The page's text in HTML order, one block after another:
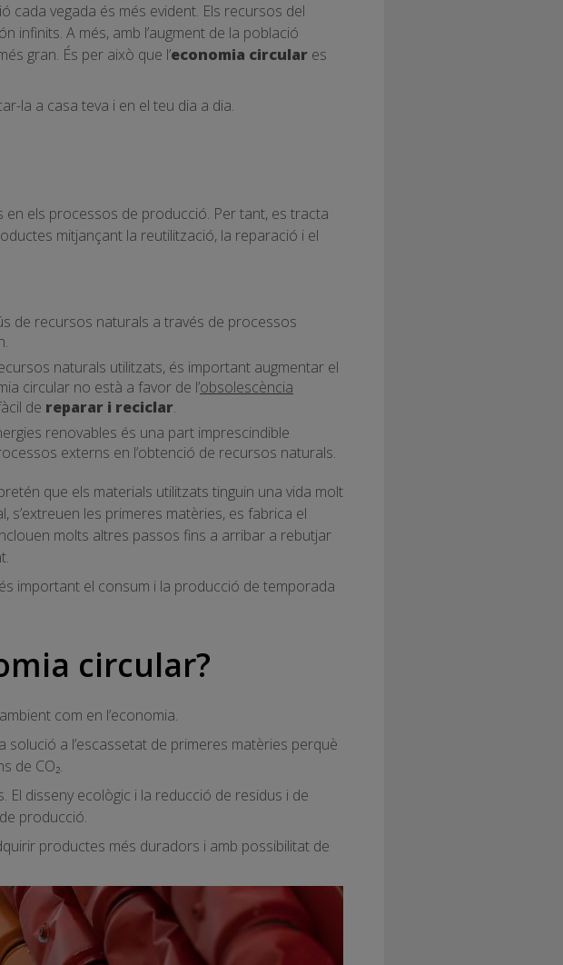
cada vegada és més evident. Els recursos del
infinits. A més, amb l’augment de la població
gran. És per això que l’economia circular es
la a casa teva i en el teu dia a dia.
en els processos de producció. Per tant, es tracta
mitjançant la reutilització, la reparació i el
de recursos naturals a través de processos
naturals utilitzats, és important augmentar el
circular no està a favor de l’obsolescència
de reparar i reciclar.
renovables és una part imprescindible
externs en l’obtenció de recursos naturals.
que els materials utilitzats tinguin una vida molt
s’extreuen les primeres matèries, es fabrica el
molts altres passos fins a arribar a rebutjar
important el consum i la producció de temporada
circular?
com en l’economia.
solució a l’escassetat de primeres matèries perquè
de CO₂.
El disseny ecològic i la reducció de residus i de
producció.
productes més duradors i amb possibilitat de